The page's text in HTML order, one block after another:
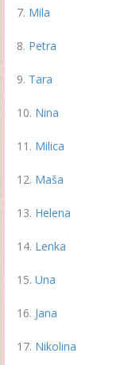
Mila
Petra
Tara
Nina
Milica
Maša
Helena
Lenka
Una
Jana
Nikolina